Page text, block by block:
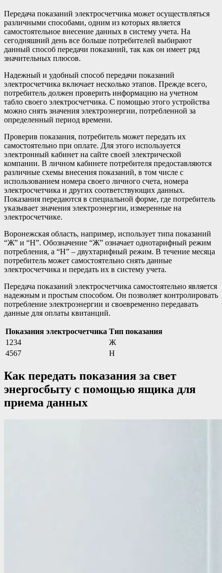
Передача показаний электросчетчика может осуществляться
различными способами, одним из которых является
самостоятельное внесение данных в систему учета. На
сегодняшний день все больше потребителей выбирают
данный способ передачи показаний, так как он имеет ряд
значительных плюсов.
Надежный и удобный способ передачи показаний
электросчетчика включает несколько этапов. Прежде всего,
потребитель должен проверить информацию на учетном
табло своего электросчетчика. С помощью этого устройства
можно снять значения электроэнергии, потребленной за
определенный период времени.
Проверив показания, потребитель может передать их
самостоятельно при оплате. Для этого используется
электронный кабинет на сайте своей электрической
компании. В личном кабинете потребителя предоставляются
различные схемы внесения показаний, в том числе с
использованием номера своего личного счета, номера
электросчетчика и других соответствующих данных.
Показания передаются в специальной форме, где потребитель
указывает значения электроэнергии, измеренные на
электросчетчике.
Воронежская область, например, использует типа показаний
“Ж” и “Н”. Обозначение “Ж” означает однотарифный режим
потребления, а “Н” – двухтарифный режим. В течение месяца
потребитель может самостоятельно снять данные
электросчетчика и передать их в систему учета.
Передача показаний электросчетчика самостоятельно является
надежным и простым способом. Он позволяет контролировать
потребление электроэнергии и своевременно передавать
данные для оплаты квитанций.
Показания электросчетчика Тип показания
1234
Ж
4567
Н
Как передать показания за свет
энергосбыту с помощью ящика для
приема данных